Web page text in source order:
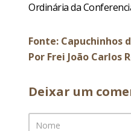
Ordinária da
Fonte: Capuchinhos
Por Frei João Carlos
Deixar um